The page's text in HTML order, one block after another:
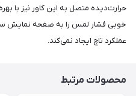
حرارت‌دیده متصل به این کاور نیز با
خوبی فشار لمس را به صفحه نمایش
عملکرد تاچ ایجاد نمی‌کند.
محصولات مرتبط